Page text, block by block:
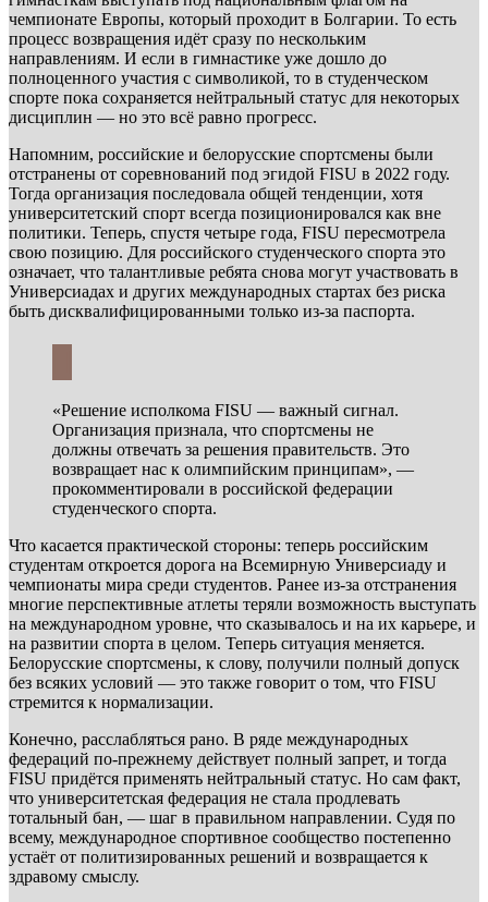
чемпионате Европы, который проходит в Болгарии. То есть
процесс возвращения идёт сразу по нескольким
направлениям. И если в гимнастике уже дошло до
полноценного участия с символикой, то в студенческом
спорте пока сохраняется нейтральный статус для некоторых
дисциплин — но это всё равно прогресс.
Напомним, российские и белорусские спортсмены были
отстранены от соревнований под эгидой FISU в 2022 году.
Тогда организация последовала общей тенденции, хотя
университетский спорт всегда позиционировался как вне
политики. Теперь, спустя четыре года, FISU пересмотрела
свою позицию. Для российского студенческого спорта это
означает, что талантливые ребята снова могут участвовать в
Универсиадах и других международных стартах без риска
быть дисквалифицированными только из-за паспорта.
«Решение исполкома FISU — важный сигнал.
Организация признала, что спортсмены не
должны отвечать за решения правительств. Это
возвращает нас к олимпийским принципам», —
прокомментировали в российской федерации
студенческого спорта.
Что касается практической стороны: теперь российским
студентам откроется дорога на Всемирную Универсиаду и
чемпионаты мира среди студентов. Ранее из-за отстранения
многие перспективные атлеты теряли возможность выступать
на международном уровне, что сказывалось и на их карьере, и
на развитии спорта в целом. Теперь ситуация меняется.
Белорусские спортсмены, к слову, получили полный допуск
без всяких условий — это также говорит о том, что FISU
стремится к нормализации.
Конечно, расслабляться рано. В ряде международных
федераций по-прежнему действует полный запрет, и тогда
FISU придётся применять нейтральный статус. Но сам факт,
что университетская федерация не стала продлевать
тотальный бан, — шаг в правильном направлении. Судя по
всему, международное спортивное сообщество постепенно
устаёт от политизированных решений и возвращается к
здравому смыслу.